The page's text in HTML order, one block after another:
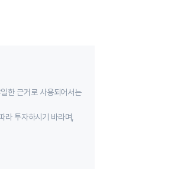
한 근거로 사용되어서는
투자하시기 바라며,